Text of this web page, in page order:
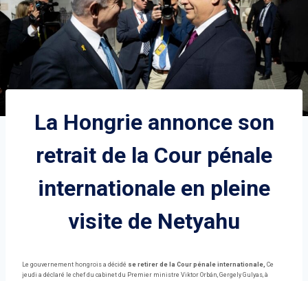
La Hongrie annonce son
retrait de la Cour pénale
internationale en pleine
visite de Netyahu
Le gouvernement hongrois a décidé se retirer de la Cour pénale internationale, Ce
jeudi a déclaré le chef du cabinet du Premier ministre Viktor Orbán, Gergely Gulyas, à